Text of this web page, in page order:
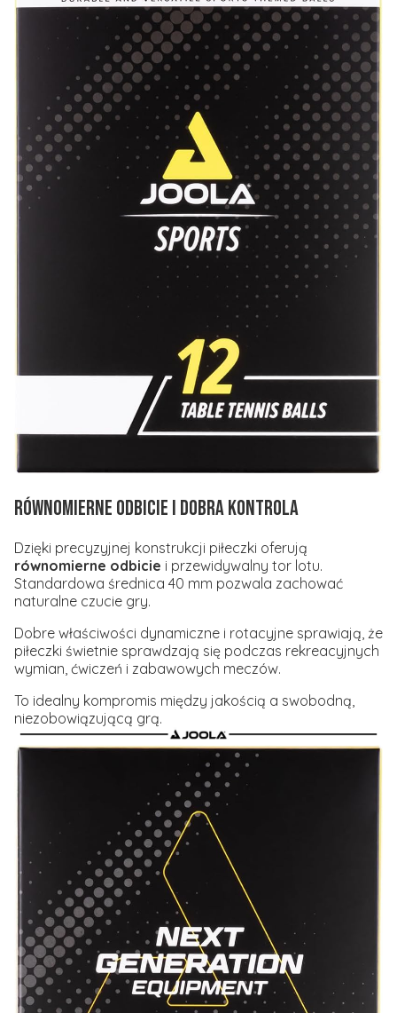
Równomierne odbicie i dobra kontrola
Dzięki precyzyjnej konstrukcji piłeczki oferują
równomierne odbicie i przewidywalny tor lotu.
Standardowa średnica 40 mm pozwala zachować
naturalne czucie gry.
Dobre właściwości dynamiczne i rotacyjne sprawiają, że
piłeczki świetnie sprawdzają się podczas rekreacyjnych
wymian, ćwiczeń i zabawowych meczów.
To idealny kompromis między jakością a swobodną,
niezobowiązującą grą.